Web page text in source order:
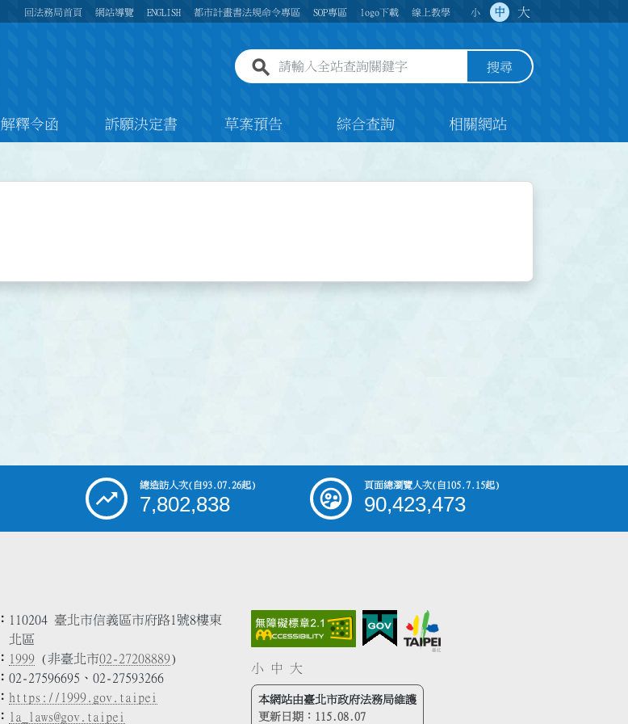
回法務局首頁 網站導覽 ENGLISH 都市計畫書法規命令專區 SOP專區 logo下載 線上教學 小 中 大
全站查詢關鍵字欄位 搜尋
解釋令函 訴願決定書 草案預告 綜合查詢 相關網站
總造訪人次(自93.07.26起)
7,802,838
頁面總瀏覽人次(自105.7.15起)
90,423,473
110204 臺北市信義區市府路1號8樓東
北區
1999 (非臺北市02-27208889)
02-27596695、02-27593266
https://1999.gov.taipei
la_laws@gov.taipei
小 中 大
本網站由臺北市政府法務局維護
更新日期： 115.08.07